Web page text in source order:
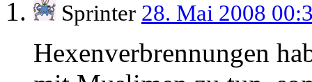
Sprinter 28. Mai 2008
Hexenverbrennungen